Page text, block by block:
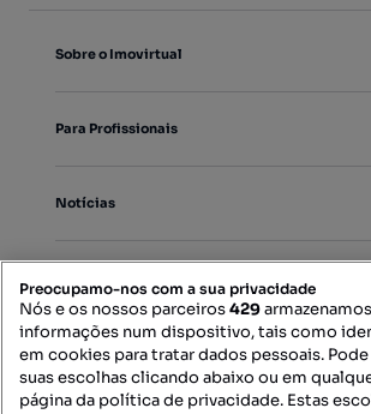
Sobre o Imovirtual
Para Profissionais
Notícias
Mapa do Site
Preocupamo-nos com a sua privacidade
Nós e os nossos parceiros429
informações num dispositivo, tais como
em cookies para tratar dados pessoais.
suas escolhas clicando abaixo ou em
página da política de privacidade. Estas